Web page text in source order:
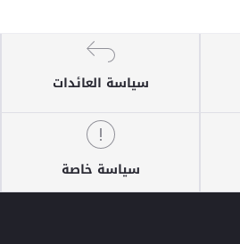
سياسة العائدات
سياسة خاصة